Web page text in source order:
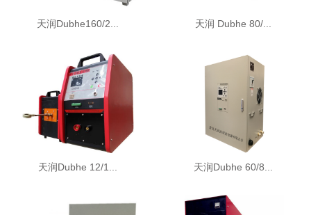
天润Dubhe160/2... 天润 Dubhe 80/...
天润Dubhe 12/1... 天润Dubhe 60/8...